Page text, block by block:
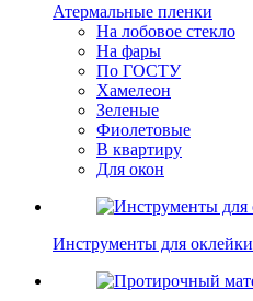
Атермальные пленки
На лобовое стекло
На фары
По ГОСТУ
Хамелеон
Зеленые
Фиолетовые
В квартиру
Для окон
Инструменты для оклейки